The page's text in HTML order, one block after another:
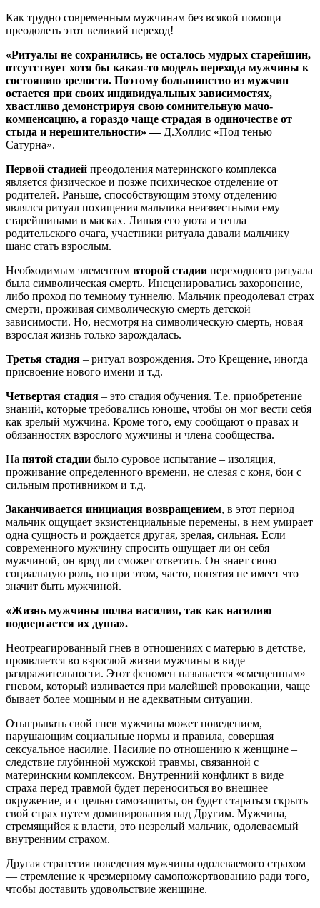
Как трудно современным мужчинам без всякой помощи
преодолеть этот великий переход!
«Ритуалы не сохранились, не осталось мудрых старейшин,
отсутствует хотя бы какая-то модель перехода мужчины к
состоянию зрелости. Поэтому большинство из мужчин
остается при своих индивидуальных зависимостях,
хвастливо демонстрируя свою сомнительную мачо-
компенсацию, а гораздо чаще страдая в одиночестве от
стыда и нерешительности» — Д.Холлис «Под тенью
Сатурна».
Первой стадией преодоления материнского комплекса
является физическое и позже психическое отделение от
родителей. Раньше, способствующим этому отделению
являлся ритуал похищения мальчика неизвестными ему
старейшинами в масках. Лишая его уюта и тепла
родительского очага, участники ритуала давали мальчику
шанс стать взрослым.
Необходимым элементом второй стадии переходного ритуала
была символическая смерть. Инсценировались захоронение,
либо проход по темному туннелю. Мальчик преодолевал страх
смерти, проживая символическую смерть детской
зависимости. Но, несмотря на символическую смерть, новая
взрослая жизнь только зарождалась.
Третья стадия – ритуал возрождения. Это Крещение, иногда
присвоение нового имени и т.д.
Четвертая стадия – это стадия обучения. Т.е. приобретение
знаний, которые требовались юноше, чтобы он мог вести себя
как зрелый мужчина. Кроме того, ему сообщают о правах и
обязанностях взрослого мужчины и члена сообщества.
На пятой стадии было суровое испытание – изоляция,
проживание определенного времени, не слезая с коня, бои с
сильным противником и т.д.
Заканчивается инициация возвращением, в этот период
мальчик ощущает экзистенциальные перемены, в нем умирает
одна сущность и рождается другая, зрелая, сильная. Если
современного мужчину спросить ощущает ли он себя
мужчиной, он вряд ли сможет ответить. Он знает свою
социальную роль, но при этом, часто, понятия не имеет что
значит быть мужчиной.
«Жизнь мужчины полна насилия, так как насилию
подвергается их душа».
Неотреагированный гнев в отношениях с матерью в детстве,
проявляется во взрослой жизни мужчины в виде
раздражительности. Этот феномен называется «смещенным»
гневом, который изливается при малейшей провокации, чаще
бывает более мощным и не адекватным ситуации.
Отыгрывать свой гнев мужчина может поведением,
нарушающим социальные нормы и правила, совершая
сексуальное насилие. Насилие по отношению к женщине –
следствие глубинной мужской травмы, связанной с
материнским комплексом. Внутренний конфликт в виде
страха перед травмой будет переноситься во внешнее
окружение, и с целью самозащиты, он будет стараться скрыть
свой страх путем доминирования над Другим. Мужчина,
стремящийся к власти, это незрелый мальчик, одолеваемый
внутренним страхом.
Другая стратегия поведения мужчины одолеваемого страхом
— стремление к чрезмерному самопожертвованию ради того,
чтобы доставить удовольствие женщине.